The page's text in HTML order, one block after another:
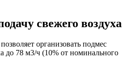
свежего воздуха
организовать подмес
до 78 м3/ч (10% от номинального